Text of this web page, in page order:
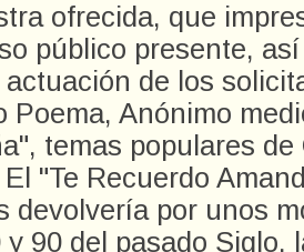
ofrecida, que
público presente,
de los
Poema, Anónimo
temas populares de
"Te Recuerdo
devolvería por unos
y 90 del pasado Siglo,